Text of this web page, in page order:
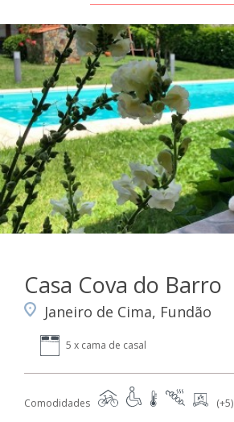
Casa Cova do Barro
Janeiro de Cima, Fundão
5 x cama de casal
Comodidades (+5)